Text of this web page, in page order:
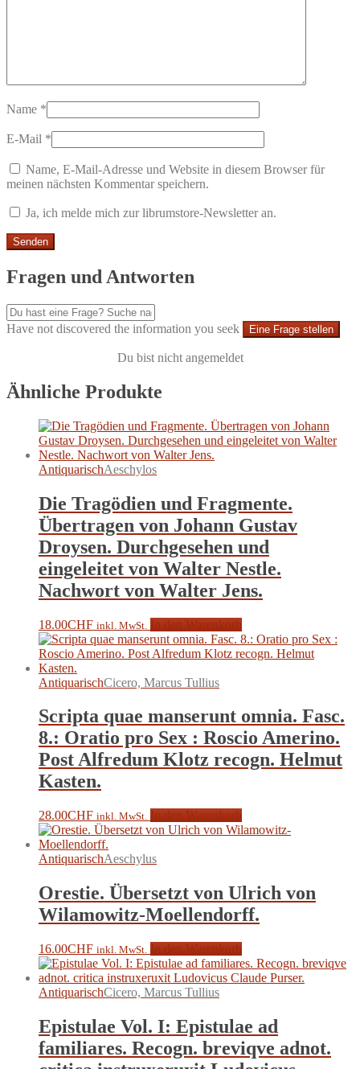
Name *
E-Mail *
Name, E-Mail-Adresse und Website in diesem Browser für
meinen nächsten Kommentar speichern.
Ja, ich melde mich zur librumstore-Newsletter an.
Fragen und Antworten
Have not discovered the information you seek Eine Frage stellen
Du bist nicht angemeldet
Ähnliche Produkte
AntiquarischAeschylos
Die Tragödien und Fragmente.
Übertragen von Johann Gustav
Droysen. Durchgesehen und
eingeleitet von Walter Nestle.
Nachwort von Walter Jens.
18.00CHF inkl. MwSt.
AntiquarischCicero, Marcus Tullius
Scripta quae manserunt omnia. Fasc.
8.: Oratio pro Sex : Roscio Amerino.
Post Alfredum Klotz recogn. Helmut
Kasten.
28.00CHF inkl. MwSt.
AntiquarischAeschylus
Orestie. Übersetzt von Ulrich von
Wilamowitz-Moellendorff.
16.00CHF inkl. MwSt.
AntiquarischCicero, Marcus Tullius
Epistulae Vol. I: Epistulae ad
familiares. Recogn. breviqve adnot.